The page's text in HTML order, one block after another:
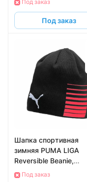
Под заказ
Под заказ
Шапка спортивная
зимняя PUMA LIGA
Reversible Beanie,
02235701, черно-
Под заказ